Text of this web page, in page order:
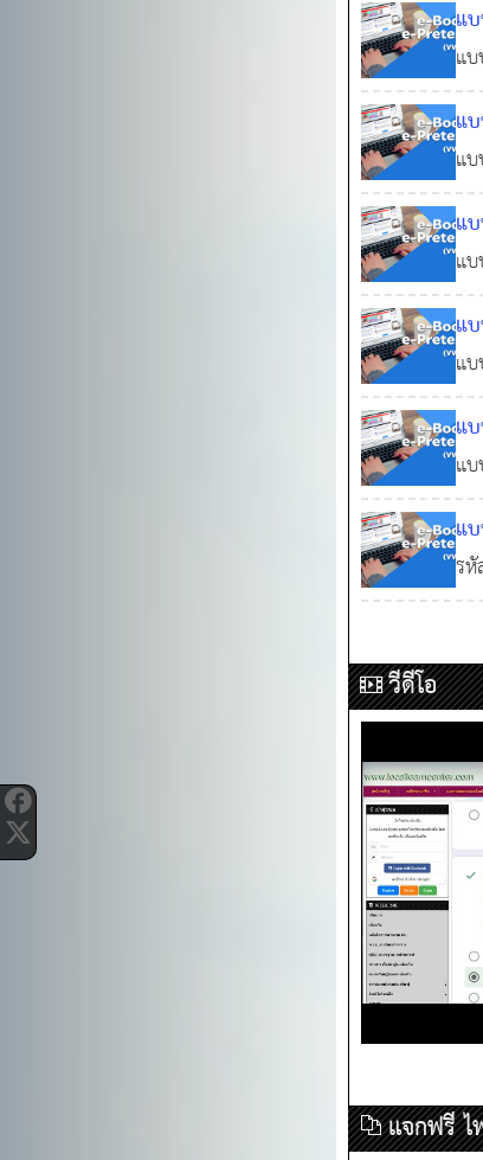
แ
แ
ภา
ค
แ
แ
ภา
ค
แ
แ
ภา
ค
แ
แ
ภา
ค
แ
แ
ภา
ค
แ
ภ
แ
ร
ทั่
วีดีโอ
แจกฟรี